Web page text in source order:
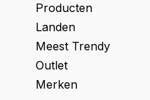
Producten
Landen
Meest Trendy
Outlet
Merken